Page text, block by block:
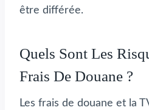
être différée.
Quels Sont Les
Frais De Douane ?
Les frais de douane et la